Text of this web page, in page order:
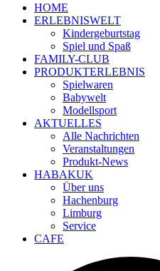
HOME
ERLEBNISWELT
Kindergeburtstag
Spiel und Spaß
FAMILY-CLUB
PRODUKTERLEBNIS
Spielwaren
Babywelt
Modellsport
AKTUELLES
Alle Nachrichten
Veranstaltungen
Produkt-News
HABAKUK
Über uns
Hachenburg
Limburg
Service
CAFE